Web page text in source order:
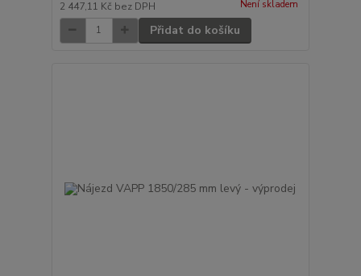
2 447,11 Kč bez DPH Není skladem
Přidat do košíku